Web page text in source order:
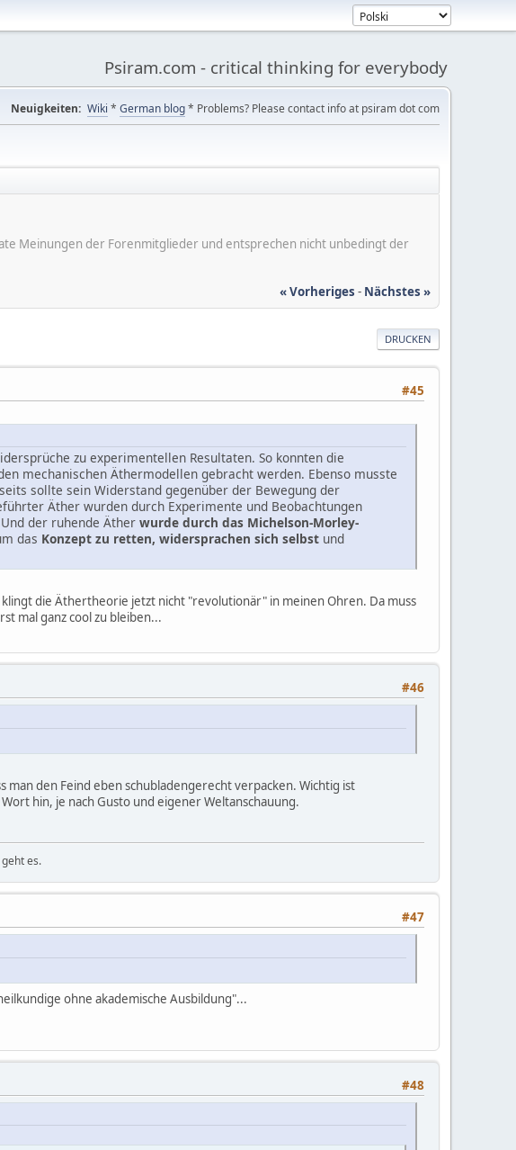
Psiram.com - critical thinking for everybody
Neuigkeiten: Wiki * German blog* Problems? Please contact info at psiram dot com
Meinungen der Forenmitglieder und entsprechen nicht unbedingt der
« Vorheriges - Nächstes »
DRUCKEN
#45
zu experimentellen Resultaten. So konnten die
mechanischen Äthermodellen gebracht werden. Ebenso musste
sollte sein Widerstand gegenüber der Bewegung der
Äther wurden durch Experimente und Beobachtungen
der ruhende Äther wurde durch das Michelson-Morley-
das Konzept zu retten, widersprachen sich selbst und
die Äthertheorie jetzt nicht "revolutionär" in meinen Ohren. Da muss
mal ganz cool zu bleiben...
#46
man den Feind eben schubladengerecht verpacken. Wichtig ist
hin, je nach Gusto und eigener Weltanschauung.
es.
#47
ohne akademische Ausbildung"...
#48